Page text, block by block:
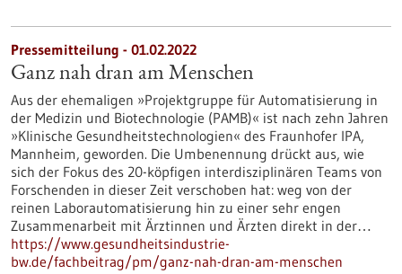
Pressemitteilung - 01.02.2022
Ganz nah dran am Menschen
Aus der ehemaligen »Projektgruppe für Automatisierung in
der Medizin und Biotechnologie (PAMB)« ist nach zehn Jahren
»Klinische Gesundheitstechnologien« des Fraunhofer IPA,
Mannheim, geworden. Die Umbenennung drückt aus, wie
sich der Fokus des 20-köpfigen interdisziplinären Teams von
Forschenden in dieser Zeit verschoben hat: weg von der
reinen Laborautomatisierung hin zu einer sehr engen
Zusammenarbeit mit Ärztinnen und Ärzten direkt in der…
https://www.gesundheitsindustrie-
bw.de/fachbeitrag/pm/ganz-nah-dran-am-menschen